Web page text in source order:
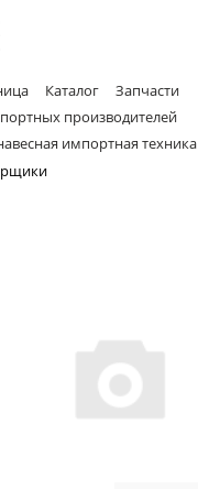
Каталог
Запчасти
производителей
импортная техника